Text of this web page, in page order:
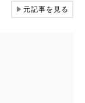
▶元記事を見る